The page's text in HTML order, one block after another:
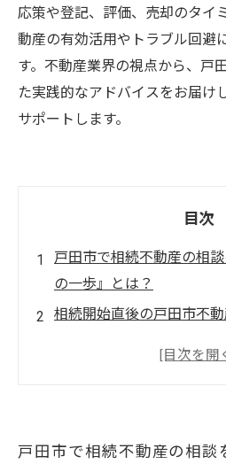
応策や登記、評価、売却のタイ
動産の有効活用やトラブル回避
す。不動産業界の視点から、戸
た実践的なアドバイスをお届け
サポートします。
目次
戸田市で相続不動産の相
の一歩』とは？
相続開始直後の戸田市不
段階の対策
戸田市で相続不動産の相談